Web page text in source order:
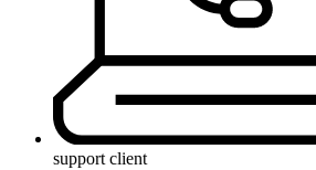
support client